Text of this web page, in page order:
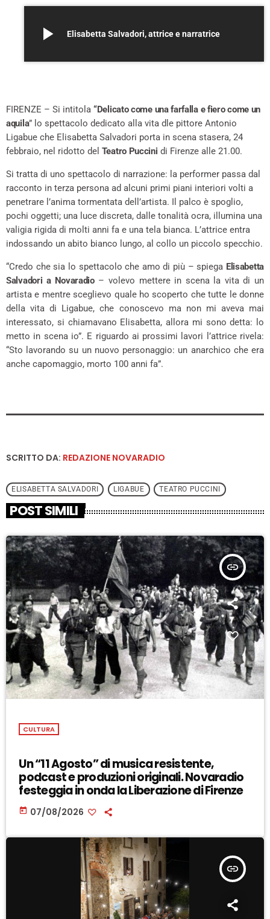
play_arrow Elisabetta Salvadori, attrice e narratrice
FIRENZE – Si intitola “Delicato come una farfalla e fiero come un
aquila” lo spettacolo dedicato alla vita dle pittore Antonio
Ligabue che Elisabetta Salvadori porta in scena stasera, 24
febbraio, nel ridotto del Teatro Puccini di Firenze alle 21.00.
Si tratta di uno spettacolo di narrazione: la performer passa dal
racconto in terza persona ad alcuni primi piani interiori volti a
penetrare l’anima tormentata dell’artista. Il palco è spoglio,
pochi oggetti; una luce discreta, dalle tonalità ocra, illumina una
valigia rigida di molti anni fa e una tela bianca. L’attrice entra
indossando un abito bianco lungo, al collo un piccolo specchio.
“Credo che sia lo spettacolo che amo di più – spiega Elisabetta
Salvadori a Novaradio– volevo mettere in scena la vita di un
artista e mentre sceglievo quale ho scoperto che tutte le donne
della vita di Ligabue, che conoscevo ma non mi aveva mai
interessato, si chiamavano Elisabetta, allora mi sono detta: lo
metto in scena io”. E riguardo ai prossimi lavori l’attrice rivela:
“Sto lavorando su un nuovo personaggio: un anarchico che era
anche capomaggio, morto 100 anni fa”.
SCRITTO DA: REDAZIONE NOVARADIO
ELISABETTA SALVADORI LIGABUE TEATRO PUCCINI
POST SIMILI
insert_link
CULTURA
Un “11 Agosto” di musica resistente,
podcast e produzioni originali. Novaradio
festeggia in onda la Liberazione di Firenze
today 07/08/2026
insert_link